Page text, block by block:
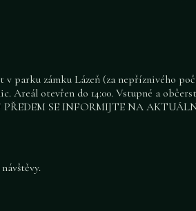
parku zámku Lázeň (za nepříznivého
Areál otevřen do 14:00. Vstupné a
SE INFORMIJTE NA